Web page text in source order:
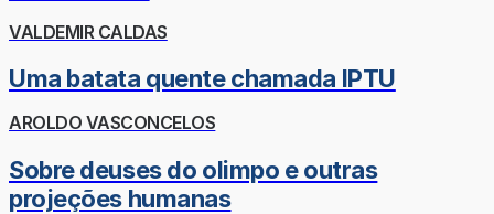
VALDEMIR CALDAS
Uma batata quente chamada IPTU
AROLDO VASCONCELOS
Sobre deuses do olimpo e outras
projeções humanas